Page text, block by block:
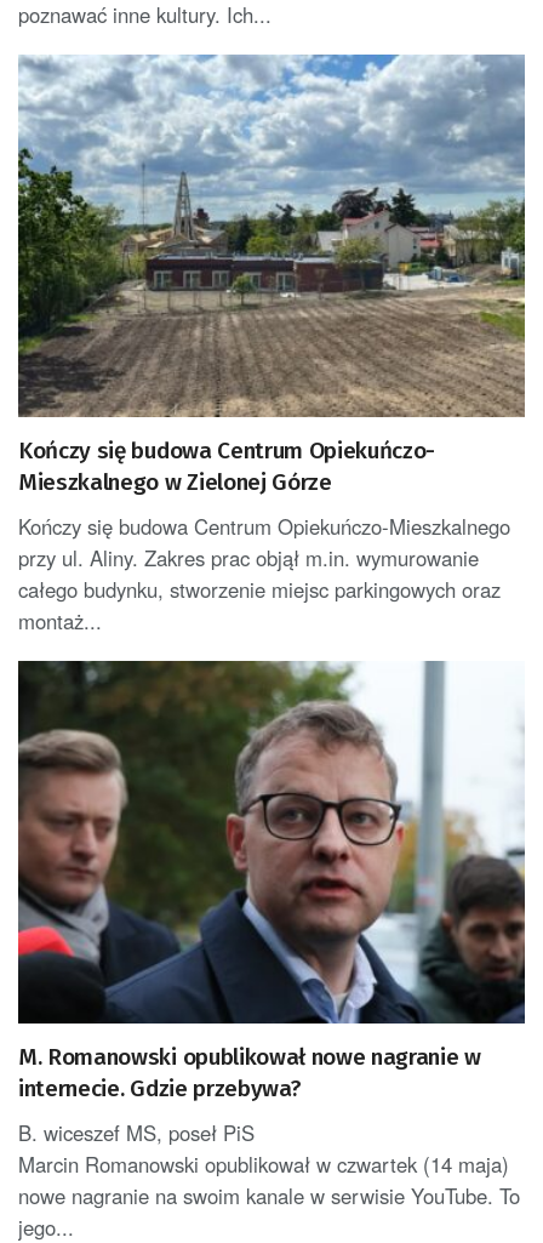
poznawać inne kultury. Ich...
Kończy się budowa Centrum Opiekuńczo-
Mieszkalnego w Zielonej Górze
Kończy się budowa Centrum Opiekuńczo-Mieszkalnego
przy ul. Aliny. Zakres prac objął m.in. wymurowanie
całego budynku, stworzenie miejsc parkingowych oraz
montaż...
M. Romanowski opublikował nowe nagranie w
internecie. Gdzie przebywa?
B. wiceszef MS, poseł PiS
Marcin Romanowski opublikował w czwartek (14 maja)
nowe nagranie na swoim kanale w serwisie YouTube. To
jego...